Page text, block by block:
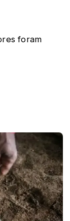
foram